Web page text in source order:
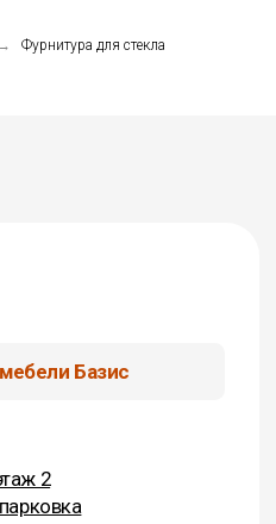
→ Фурнитура для стекла